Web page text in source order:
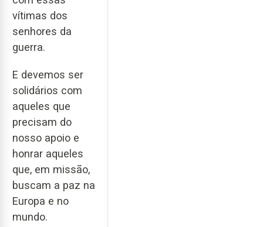
vítimas dos
senhores da
guerra.
E devemos ser
solidários com
aqueles que
precisam do
nosso apoio e
honrar aqueles
que, em missão,
buscam a paz na
Europa e no
mundo.